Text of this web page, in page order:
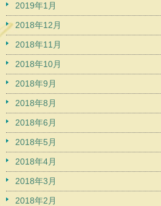
2019年1月
2018年12月
2018年11月
2018年10月
2018年9月
2018年8月
2018年6月
2018年5月
2018年4月
2018年3月
2018年2月